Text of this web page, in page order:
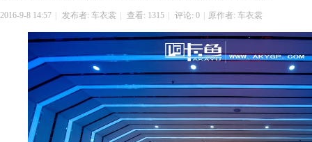
联系我们
车 › › ›
2016-9-8 14:57 发布者: 车衣裳 查看: 1315 评论: 0 原作者: 车衣裳